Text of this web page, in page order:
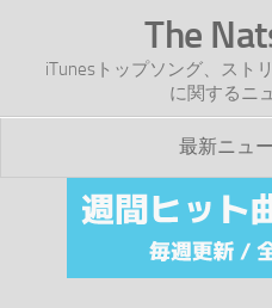
The
iTunesトップソング、スト
に関するニ
最新ニュ